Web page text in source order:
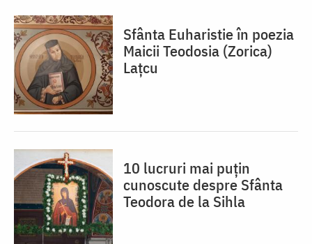
Sfânta Euharistie în poezia
Maicii Teodosia (Zorica)
Lațcu
10 lucruri mai puțin
cunoscute despre Sfânta
Teodora de la Sihla